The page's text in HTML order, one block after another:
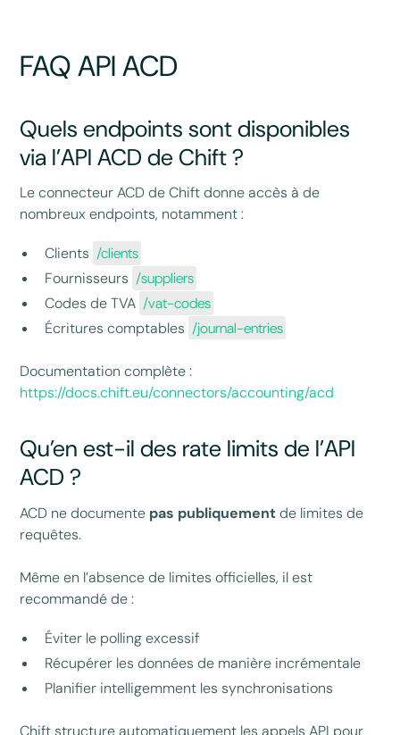
FAQ API ACD
Quels endpoints sont disponibles
via l’API ACD de Chift ?
Le connecteur ACD de Chift donne accès à de
nombreux endpoints, notamment :
Clients /clients
Fournisseurs /suppliers
Codes de TVA /vat-codes
Écritures comptables /journal-entries
Documentation complète :
https://docs.chift.eu/connectors/accounting/acd
Qu’en est-il des rate limits de l’API
ACD ?
ACD ne documente pas publiquementde limites de
requêtes.
Même en l’absence de limites officielles, il est
recommandé de :
Éviter le polling excessif
Récupérer les données de manière incrémentale
Planifier intelligemment les synchronisations
Chift structure automatiquement les appels API pour